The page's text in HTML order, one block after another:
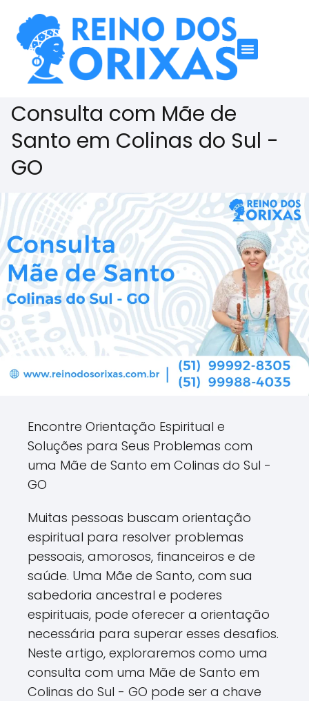
Consulta com Mãe de
Santo em Colinas do Sul -
GO
Encontre Orientação Espiritual e
Soluções para Seus Problemas com
uma Mãe de Santo em Colinas do Sul -
GO
Muitas pessoas buscam orientação
espiritual para resolver problemas
pessoais, amorosos, financeiros e de
saúde. Uma Mãe de Santo, com sua
sabedoria ancestral e poderes
espirituais, pode oferecer a orientação
necessária para superar esses desafios.
Neste artigo, exploraremos como uma
consulta com uma Mãe de Santo em
Colinas do Sul - GO pode ser a chave